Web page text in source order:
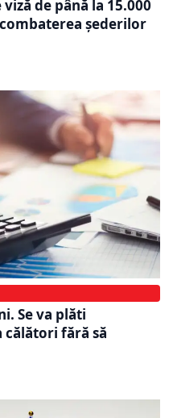
de până la 15.000
șederilor
Se va plăti
fără să